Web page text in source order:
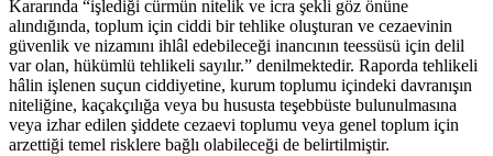
Kararında “işlediği cürmün nitelik ve icra şekli göz önüne
alındığında, toplum için ciddi bir tehlike oluşturan ve cezaevinin
güvenlik ve nizamını ihlâl edebileceği inancının teessüsü için delil
var olan, hükümlü tehlikeli sayılır.” denilmektedir. Raporda tehlikeli
hâlin işlenen suçun ciddiyetine, kurum toplumu içindeki davranışın
niteliğine, kaçakçılığa veya bu hususta teşebbüste bulunulmasına
veya izhar edilen şiddete cezaevi toplumu veya genel toplum için
arzettiği temel risklere bağlı olabileceği de belirtilmiştir.